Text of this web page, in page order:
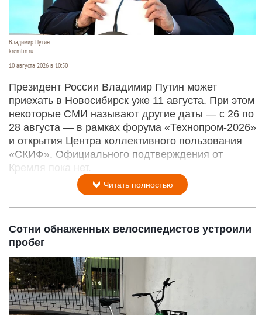
Владимир Путин.
kremlin.ru
10 августа 2026 в 10:50
Президент России Владимир Путин может
приехать в Новосибирск уже 11 августа. При этом
некоторые СМИ называют другие даты — с 26 по
28 августа — в рамках форума «Технопром-2026»
и открытия Центра коллективного пользования
«СКИФ». Официального подтверждения от
Кремля пока нет.
Читать полностью
Сотни обнаженных велосипедистов устроили
пробег